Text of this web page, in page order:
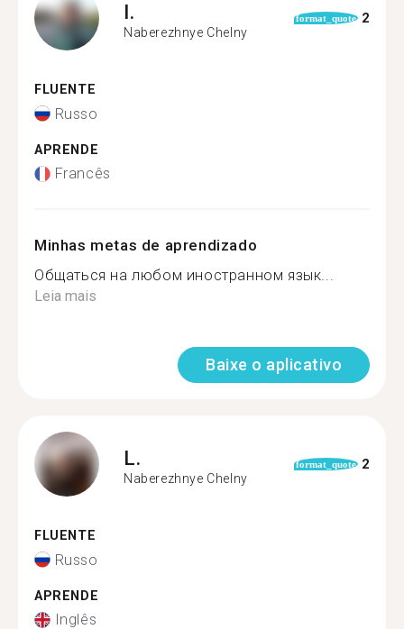
I.
Naberezhnye Chelny
format_quote 2
FLUENTE
Russo
APRENDE
Francês
Minhas metas de aprendizado
Общаться на любом иностранном язык...
Leia mais
Baixe o aplicativo
L.
Naberezhnye Chelny
format_quote 2
FLUENTE
Russo
APRENDE
Inglês